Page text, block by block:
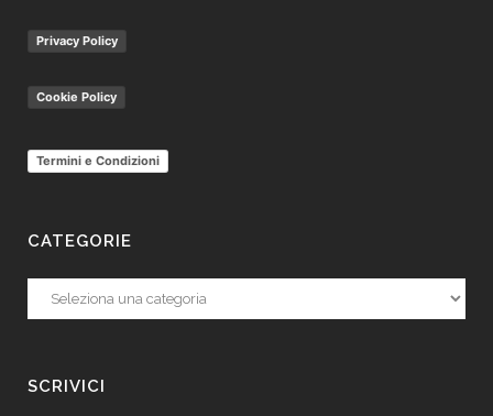
Privacy Policy
Cookie Policy
Termini e Condizioni
CATEGORIE
Categorie
SCRIVICI